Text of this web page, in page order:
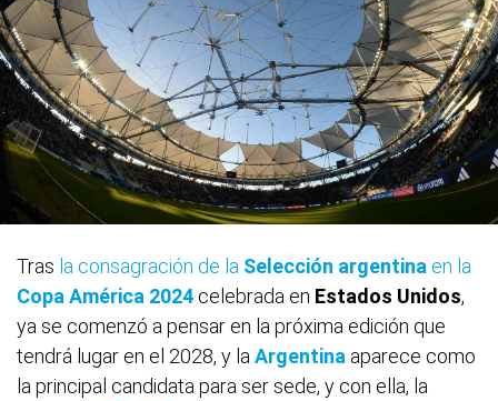
Tras la consagración de la Selección argentina en la
Copa América 2024 celebrada en Estados Unidos,
ya se comenzó a pensar en la próxima edición que
tendrá lugar en el 2028, y laArgentina aparece como
la principal candidata para ser sede, y con ella, la